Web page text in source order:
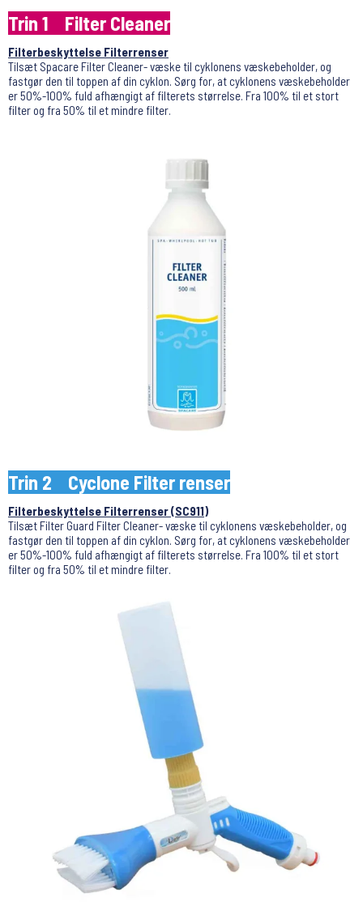
Trin 1 Filter Cleaner
Filterbeskyttelse Filterrenser
Tilsæt Spacare Filter Cleaner- væske til cyklonens væskebeholder, og
fastgør den til toppen af ​​din cyklon. Sørg for, at cyklonens væskebeholder
er 50%-100% fuld afhængigt af filterets størrelse. Fra 100% til et stort
filter og fra 50% til et mindre filter.
Trin 2 Cyclone Filter renser
Filterbeskyttelse Filterrenser (SC911)
Tilsæt Filter Guard Filter Cleaner- væske til cyklonens væskebeholder, og
fastgør den til toppen af ​​din cyklon. Sørg for, at cyklonens væskebeholder
er 50%-100% fuld afhængigt af filterets størrelse. Fra 100% til et stort
filter og fra 50% til et mindre filter.